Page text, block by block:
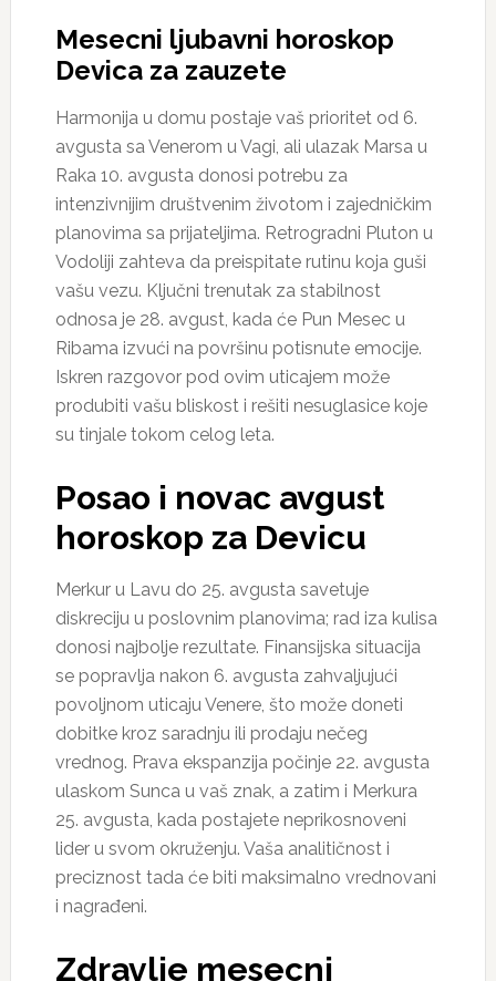
Mesecni ljubavni horoskop
Devica za zauzete
Harmonija u domu postaje vaš prioritet od 6.
avgusta sa Venerom u Vagi, ali ulazak Marsa u
Raka 10. avgusta donosi potrebu za
intenzivnijim društvenim životom i zajedničkim
planovima sa prijateljima. Retrogradni Pluton u
Vodoliji zahteva da preispitate rutinu koja guši
vašu vezu. Ključni trenutak za stabilnost
odnosa je 28. avgust, kada će Pun Mesec u
Ribama izvući na površinu potisnute emocije.
Iskren razgovor pod ovim uticajem može
produbiti vašu bliskost i rešiti nesuglasice koje
su tinjale tokom celog leta.
Posao i novac avgust
horoskop za Devicu
Merkur u Lavu do 25. avgusta savetuje
diskreciju u poslovnim planovima; rad iza kulisa
donosi najbolje rezultate. Finansijska situacija
se popravlja nakon 6. avgusta zahvaljujući
povoljnom uticaju Venere, što može doneti
dobitke kroz saradnju ili prodaju nečeg
vrednog. Prava ekspanzija počinje 22. avgusta
ulaskom Sunca u vaš znak, a zatim i Merkura
25. avgusta, kada postajete neprikosnoveni
lider u svom okruženju. Vaša analitičnost i
preciznost tada će biti maksimalno vrednovani
i nagrađeni.
Zdravlje mesecni